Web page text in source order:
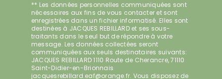
** Les données personnelles communiquées sont
nécessaires aux fins de vous contacter et sont
enregistrées dans un fichier informatisé. Elles sont
destinées à JACQUES REBILLARD et ses sous-
traitants dans le seul but de répondre à votre
message. Les données collectées seront
communiquées aux seuls destinataires suivants:
JACQUES REBILLARD 1110 Route de Cherancre, 71110
Saint-Didier-en-Brionnais
jacquesrebillard.eaf@orange.fr. Vous disposez de